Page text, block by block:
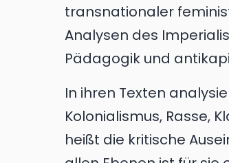
transnationaler
Analysen des
Pädagogik und
In ihren Texten
Kolonialismus, Rasse,
heißt die kritische